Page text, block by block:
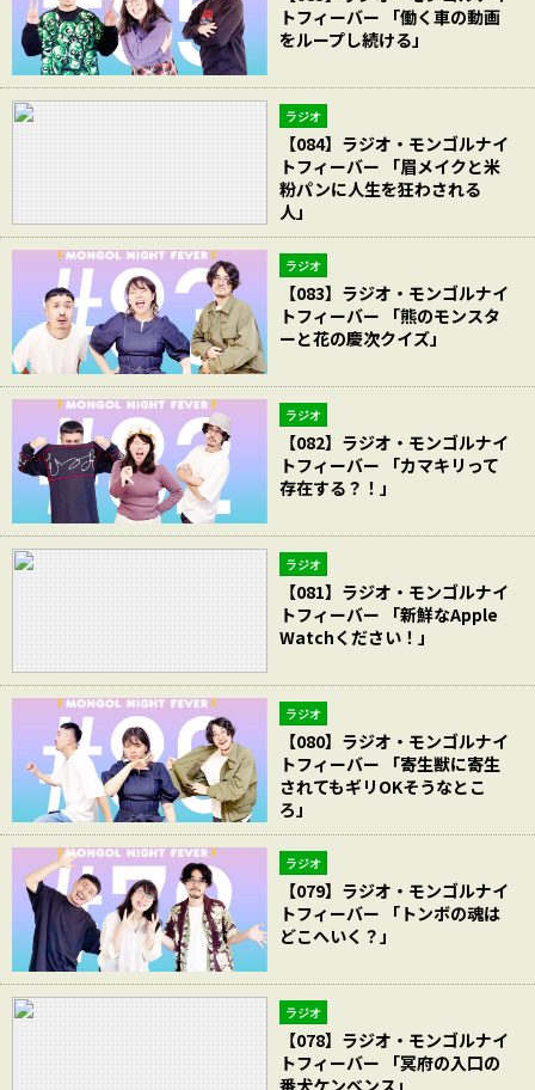
トフィーバー 「働く車の動画
をループし続ける」
ラジオ
【084】ラジオ・モンゴルナイ
トフィーバー 「眉メイクと米
粉パンに人生を狂わされる
人」
ラジオ
【083】ラジオ・モンゴルナイ
トフィーバー 「熊のモンスタ
ーと花の慶次クイズ」
ラジオ
【082】ラジオ・モンゴルナイ
トフィーバー 「カマキリって
存在する？！」
ラジオ
【081】ラジオ・モンゴルナイ
トフィーバー 「新鮮なApple
Watchください！」
ラジオ
【080】ラジオ・モンゴルナイ
トフィーバー 「寄生獣に寄生
されてもギリOKそうなとこ
ろ」
ラジオ
【079】ラジオ・モンゴルナイ
トフィーバー 「トンボの魂は
どこへいく？」
ラジオ
【078】ラジオ・モンゴルナイ
トフィーバー 「冥府の入口の
番犬ケンべンス」